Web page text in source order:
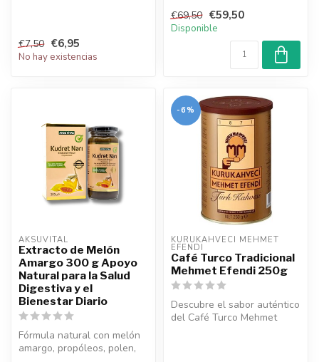
€7,50 €6,95
No hay existencias
Kurukahv...
€69,50 €59,50
Disponible
AKSUVITAL
Extracto de Melón
Amargo 300 g Apoyo
Natural para la Salud
Digestiva y el
Bienestar Diario
Fórmula natural con melón
amargo, propóleos, polen,
-6%
KURUKAHVECI MEHMET
EFENDI
Café Turco Tradicional
Mehmet Efendi 250g
Descubre el sabor auténtico
del Café Turco Mehmet